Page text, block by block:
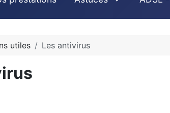
utiles Les antivirus